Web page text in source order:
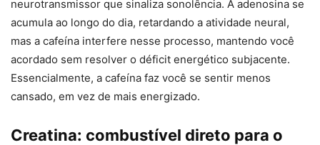
neurotransmissor que sinaliza sonolência. A adenosina se
acumula ao longo do dia, retardando a atividade neural,
mas a cafeína interfere nesse processo, mantendo você
acordado sem resolver o déficit energético subjacente.
Essencialmente, a cafeína faz você se sentir menos
cansado, em vez de mais energizado.
Creatina: combustível direto para o